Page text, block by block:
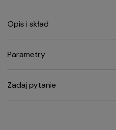
Opis i skład
Parametry
Zadaj pytanie